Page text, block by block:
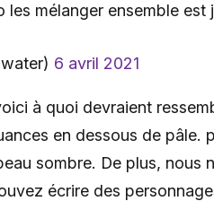
les mélanger ensemble est
6 avril 2021
à quoi devraient
en dessous de pâle.
sombre. De plus, nous
écrire des